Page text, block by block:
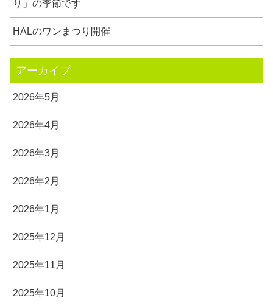
り」の季節です
HALのワンまつり開催
アーカイブ
2026年5月
2026年4月
2026年3月
2026年2月
2026年1月
2025年12月
2025年11月
2025年10月